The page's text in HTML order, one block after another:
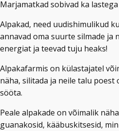
Marjamatkad sobivad ka
Alpakad, need uudishimulikud
annavad oma suurte silmade ja
energiat ja teevad tuju heaks!
Alpakafarmis on külastajatel
näha, silitada ja neile talu
sööta.
Peale alpakade on võimalik
guanakosid, kääbuskitsesid,